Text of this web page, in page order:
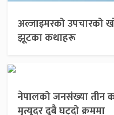
अल्जाइमरको उपचारको
झूटका कथाहरू
नेपालको जनसंख्या तीन
मृत्युदर दुबै घट्दो क्रममा